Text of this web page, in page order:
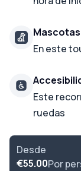
Mascotas
En este
Este
ruedas
Desde
€55.00Por